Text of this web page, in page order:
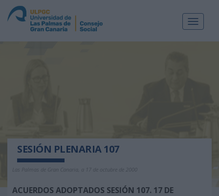
Toggle
SESIÓN PLENARIA 107
Las Palmas de Gran Canaria, a 17 de octubre de 2000
ACUERDOS ADOPTADOS SESIÓN 107. 17 DE